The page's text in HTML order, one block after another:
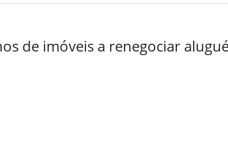
de imóveis a renegociar